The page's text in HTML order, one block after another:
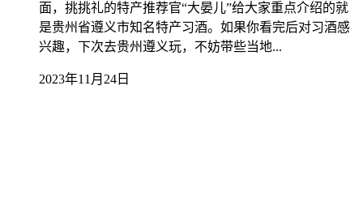
面，挑挑礼的特产推荐官“大晏儿”给大家重点介绍的就
是贵州省遵义市知名特产习酒。如果你看完后对习酒感
兴趣，下次去贵州遵义玩，不妨带些当地...
2023年11月24日